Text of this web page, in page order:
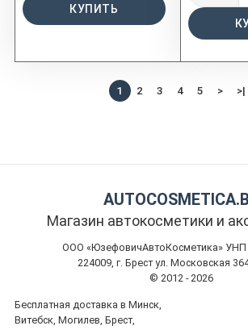
КУПИТЬ
1 2 3 4 5 > >|
Магазин автокосметики и
ООО «ЮзефовичАвтоКосметика» УНП
224009, г. Брест ул. Московская
© 2012 - 2026
Бесплатная доставка в Минск,
Витебск, Могилев, Брест,